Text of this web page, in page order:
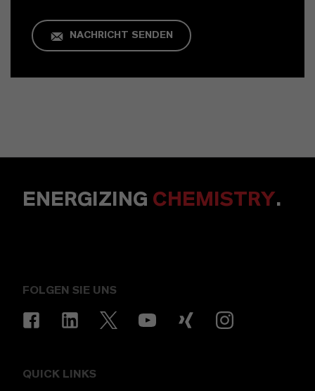
NACHRICHT SENDEN
ENERGIZING CHEMISTRY.
FOLGEN SIE UNS
QUICK LINKS